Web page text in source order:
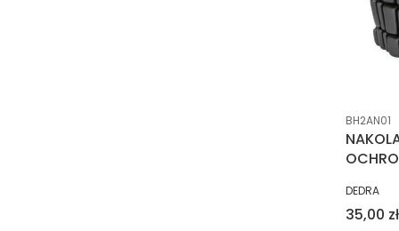
Kod
BH2AN01
PRODUCENT
DEDRA
Cena
35,00 zł